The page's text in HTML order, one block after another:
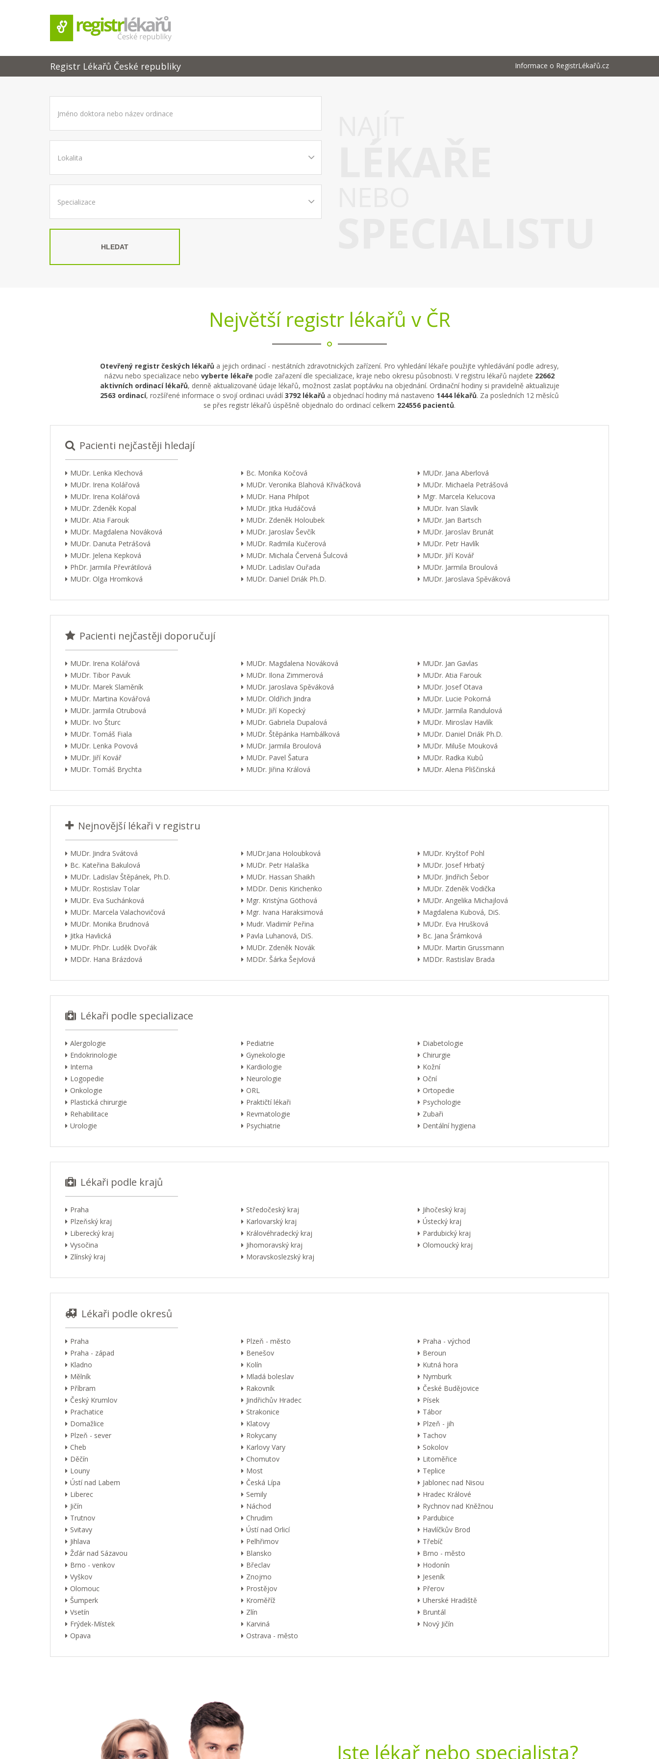
Registr Lékařů České republiky Informace o RegistrLékařů.cz
HLEDAT
Největší registr lékařů v ČR
Otevřený registr českých lékařů a jejich ordinací - nestátních zdravotnických zařízení. Pro vyhledání lékaře použijte vyhledávání podle adresy,
názvu nebo specializace nebo vyberte lékaře podle zařazení dle specializace, kraje nebo okresu působnosti. V registru lékařů najdete 22662
aktivních ordinací lékařů, denně aktualizované údaje lékařů, možnost zaslat poptávku na objednání. Ordinační hodiny si pravidelně aktualizuje
2563 ordinací, rozšířené informace o svojí ordinaci uvádí3792 lékařů a objednací hodiny má nastaveno 1444 lékařů. Za posledních 12 měsíců
se přes registr lékařů úspěšně objednalo do ordinací celkem 224556 pacientů.
Pacienti nejčastěji hledají
MUDr. Lenka Klechová Bc. Monika Kočová
MUDr. Jana Aberlová
MUDr. Irena Kolářová
MUDr. Veronika Blahová Křiváčková
MUDr. Michaela Petrášová
MUDr. Irena Kolářová
MUDr. Hana Philpot
Mgr. Marcela Kelucova
MUDr. Zdeněk Kopal
MUDr. Jitka Hudáčová
MUDr. Ivan Slavík
MUDr. Atia Farouk
MUDr. Zdeněk Holoubek
MUDr. Jan Bartsch
MUDr. Magdalena Nováková
MUDr. Jaroslav Ševčík
MUDr. Jaroslav Brunát
MUDr. Danuta Petrášová
MUDr. Radmila Kučerová
MUDr. Petr Havlík
MUDr. Jelena Kepková
MUDr. Michala Červená Šulcová
MUDr. Jiří Kovář
PhDr. Jarmila Převrátilová
MUDr. Ladislav Ouřada
MUDr. Jarmila Broulová
MUDr. Olga Hromková
MUDr. Daniel Driák Ph.D. MUDr. Jaroslava Spěváková
Pacienti nejčastěji doporučují
MUDr. Irena Kolářová MUDr. Magdalena Nováková
MUDr. Jan Gavlas
MUDr. Tibor Pavuk
MUDr. Ilona Zimmerová
MUDr. Atia Farouk
MUDr. Marek Slaměník
MUDr. Jaroslava Spěváková
MUDr. Josef Otava
MUDr. Martina Kovářová
MUDr. Oldřich Jindra
MUDr. Lucie Pokorná
MUDr. Jarmila Otrubová
MUDr. Jiří Kopecký
MUDr. Jarmila Randulová
MUDr. Ivo Šturc
MUDr. Gabriela Dupalová
MUDr. Miroslav Havlík
MUDr. Tomáš Fiala
MUDr. Štěpánka Hambálková
MUDr. Daniel Driák Ph.D.
MUDr. Lenka Povová
MUDr. Jarmila Broulová
MUDr. Miluše Mouková
MUDr. Jiří Kovář
MUDr. Pavel Šatura
MUDr. Radka Kubů
MUDr. Tomáš Brychta
MUDr. Jiřina Králová MUDr. Alena Pliščinská
Nejnovější lékaři v registru
MUDr. Jindra Svátová MUDr.Jana Holoubková
MUDr. Kryštof Pohl
Bc. Kateřina Bakulová
MUDr. Petr Halaška
MUDr. Josef Hrbatý
MUDr. Ladislav Štěpánek, Ph.D.
MUDr. Hassan Shaikh
MUDr. Jindřich Šebor
MUDr. Rostislav Tolar
MDDr. Denis Kirichenko
MUDr. Zdeněk Vodička
MUDr. Eva Suchánková
Mgr. Kristýna Göthová
MUDr. Angelika Michajlová
MUDr. Marcela Valachovičová
Mgr. Ivana Haraksimová
Magdalena Kubová, DiS.
MUDr. Monika Brudnová
Mudr. Vladimír Peřina
MUDr. Eva Hrušková
Jitka Havlická
Pavla Luhanová, DiS.
Bc. Jana Šrámková
MUDr. PhDr. Luděk Dvořák
MUDr. Zdeněk Novák
MUDr. Martin Grussmann
MDDr. Hana Brázdová
MDDr. Šárka Šejvlová MDDr. Rastislav Brada
Lékaři podle specializace
Alergologie Pediatrie
Diabetologie
Endokrinologie
Gynekologie
Chirurgie
Interna
Kardiologie
Kožní
Logopedie
Neurologie
Oční
Onkologie
ORL
Ortopedie
Plastická chirurgie
Praktičtí lékaři
Psychologie
Rehabilitace
Revmatologie
Zubaři
Urologie
Psychiatrie Dentální hygiena
Lékaři podle krajů
Praha Středočeský kraj
Jihočeský kraj
Plzeňský kraj
Karlovarský kraj
Ústecký kraj
Liberecký kraj
Královéhradecký kraj
Pardubický kraj
Vysočina
Jihomoravský kraj
Olomoucký kraj
Zlínský kraj
Moravskoslezský kraj
Lékaři podle okresů
Praha Plzeň - město
Praha - východ
Praha - západ
Benešov
Beroun
Kladno
Kolín
Kutná hora
Mělník
Mladá boleslav
Nymburk
Příbram
Rakovník
České Budějovice
Český Krumlov
Jindřichův Hradec
Písek
Prachatice
Strakonice
Tábor
Domažlice
Klatovy
Plzeň - jih
Plzeň - sever
Rokycany
Tachov
Cheb
Karlovy Vary
Sokolov
Děčín
Chomutov
Litoměřice
Louny
Most
Teplice
Ústí nad Labem
Česká Lípa
Jablonec nad Nisou
Liberec
Semily
Hradec Králové
Jičín
Náchod
Rychnov nad Kněžnou
Trutnov
Chrudim
Pardubice
Svitavy
Ústí nad Orlicí
Havlíčkův Brod
Jihlava
Pelhřimov
Třebíč
Žďár nad Sázavou
Blansko
Brno - město
Brno - venkov
Břeclav
Hodonín
Vyškov
Znojmo
Jeseník
Olomouc
Prostějov
Přerov
Šumperk
Kroměříž
Uherské Hradiště
Vsetín
Zlín
Bruntál
Frýdek-Místek
Karviná
Nový Jičín
Opava
Ostrava - město
Jste lékař nebo specialista?